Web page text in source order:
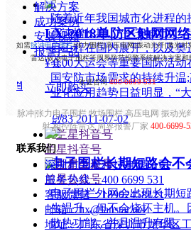
LX-2018单防区触网网
¥ 0.00
立即购买
随着近年我国城市化进程的
高速增长期。“平安城市”、
目工程在国内展开，以及奥
会、大运会等重要国际活动
国安防市场需求的持续升
业化应用趋势日益明显，“
넶83 2011-07-02
电子围栏长期短路会不
电子围栏外网会出现长期短
生温升，但不会烧坏主机。
散热功能，并且温升有限。
如需脉冲电子围栏|张力围栏|高压电网|振动光纤|激光对
雷达|牧场电子围栏等周界防范报警系统解决方案和
欢迎咨询400-6699-531
ꁣ
脉冲|张力电子围栏 牧场围栏 高压电网 振动光
射 相控阵雷达 周界报警厂家 400-6699-
兰星抖音号
兰星公众号
解决方案
成功案例
安装视频
报警产品
联系我们
深圳市兰星科技有限公司
服务热线：400 6699 531
客服微信：18902458121
邮箱：hx@lanstar.net
地址：广东省深圳市龙华区